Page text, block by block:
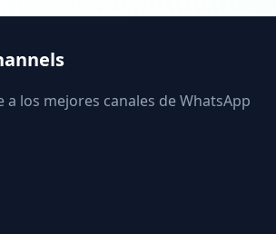
a los mejores canales de WhatsApp